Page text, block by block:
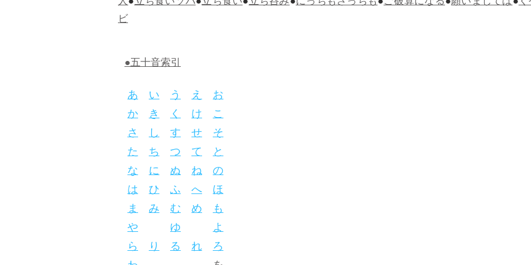
ビ
●五十音索引
あ い う え お
か き く け こ
さ し す せ そ
た ち つ て と
な に ぬ ね の
は ひ ふ へ ほ
ま み む め も
や
ゆ
よ
ら り る れ ろ